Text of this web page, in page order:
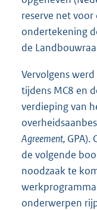
reserve net voor
ondertekening
de
Vervolgens
tijdens MC8 en
verdieping van
Agreement, GPA).
de volgende
noodzaak te
onderwerpen